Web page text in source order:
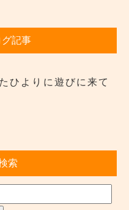
記事
ひよりに遊びに来て
索